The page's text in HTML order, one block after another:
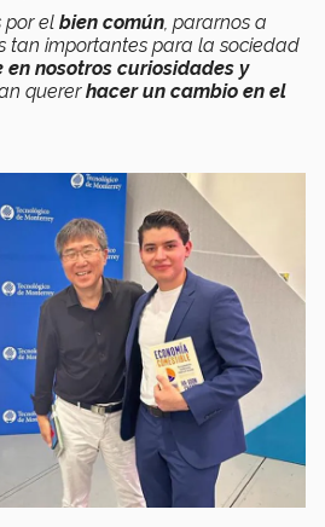
por el bien común, pararnos a
tan importantes para la sociedad
en nosotros curiosidades y
quererhacer un cambio en el